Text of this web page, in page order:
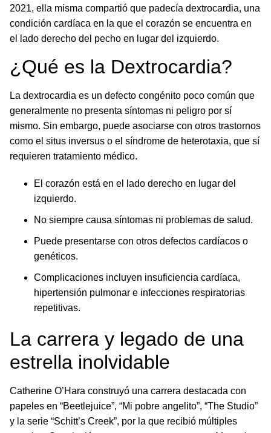
2021, ella misma compartió que padecía dextrocardia, una
condición cardíaca en la que el corazón se encuentra en
el lado derecho del pecho en lugar del izquierdo.
¿Qué es la Dextrocardia?
La dextrocardia es un defecto congénito poco común que
generalmente no presenta síntomas ni peligro por sí
mismo. Sin embargo, puede asociarse con otros trastornos
como el situs inversus o el síndrome de heterotaxia, que sí
requieren tratamiento médico.
El corazón está en el lado derecho en lugar del
izquierdo.
No siempre causa síntomas ni problemas de salud.
Puede presentarse con otros defectos cardíacos o
genéticos.
Complicaciones incluyen insuficiencia cardíaca,
hipertensión pulmonar e infecciones respiratorias
repetitivas.
La carrera y legado de una
estrella inolvidable
Catherine O’Hara construyó una carrera destacada con
papeles en “Beetlejuice”, “Mi pobre angelito”, “The Studio”
y la serie “Schitt’s Creek”, por la que recibió múltiples